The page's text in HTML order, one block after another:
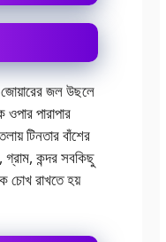
জোয়ারের জল উছলে
পারাপার
টিনতার বাঁশের
গ্রাম, কন্দর সবকিছু
চোখ রাখতে হয়